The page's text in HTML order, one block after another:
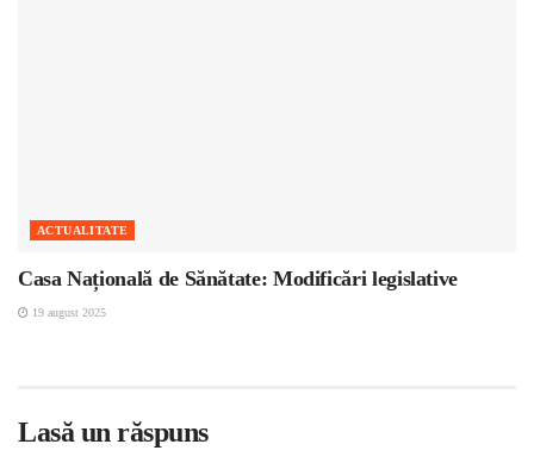
ACTUALITATE
Casa Națională de Sănătate: Modificări legislative
19 august 2025
Lasă un răspuns